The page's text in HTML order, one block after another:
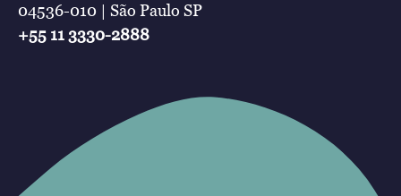
04536-010 | São Paulo SP
+55 11 3330-2888